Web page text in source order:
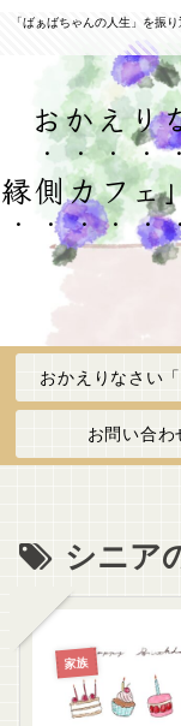
「ばぁばちゃんの人生」を振
おかえり
縁側カフェ
お問い合わ
シニア
家族